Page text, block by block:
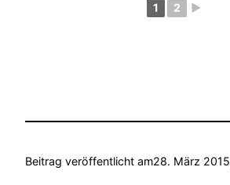
1 2 ►
Beitrag veröffentlicht am28. März 2015